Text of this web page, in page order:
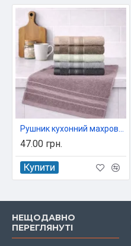
47.00 грн.
Купити
НЕЩОДАВНО
ПЕРЕГЛЯНУТІ